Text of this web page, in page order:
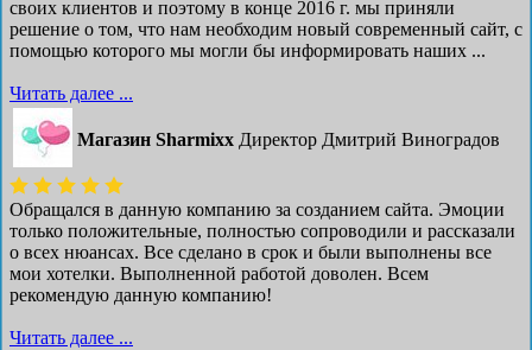
своих клиентов и поэтому в конце 2016 г. мы приняли
решение о том, что нам необходим новый современный сайт, с
помощью которого мы могли бы информировать наших ...
Читать далее ...
Магазин Sharmixx Директор Дмитрий Виноградов
Обращался в данную компанию за созданием сайта. Эмоции
только положительные, полностью сопроводили и рассказали
о всех нюансах. Все сделано в срок и были выполнены все
мои хотелки. Выполненной работой доволен. Всем
рекомендую данную компанию!
Читать далее ...